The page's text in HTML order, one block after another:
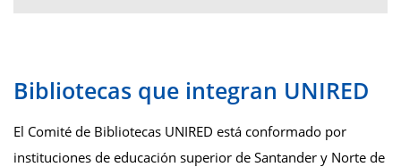
Bibliotecas que integran UNIRED
El Comité de Bibliotecas UNIRED está conformado por
instituciones de educación superior de Santander y Norte de